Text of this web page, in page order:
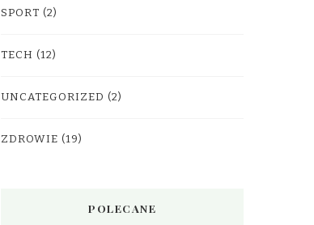
SPORT (2)
TECH (12)
UNCATEGORIZED (2)
ZDROWIE (19)
POLECANE